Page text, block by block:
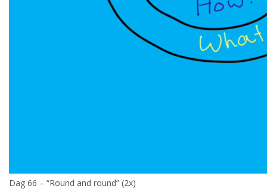
Dag 66 – “Round and round” (2x)